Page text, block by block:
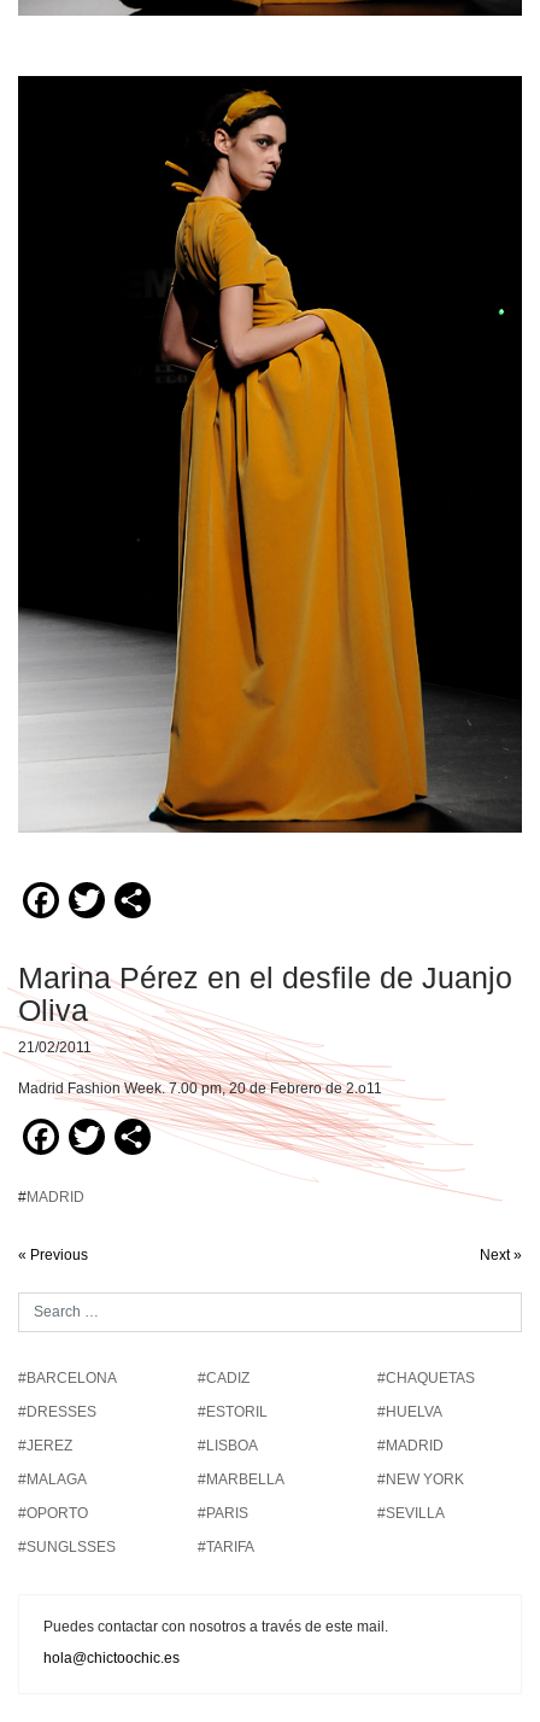
Facebook
Twitter
Marina Pérez en el desfile de Juanjo
Oliva
21/02/2011
Madrid Fashion Week. 7.00 pm, 20 de Febrero de 2.o11
Facebook
TwitterCompartir
#MADRID
« Previous Next »
#BARCELONA #CADIZ
#CHAQUETAS
#DRESSES
#ESTORIL
#HUELVA
#JEREZ
#LISBOA
#MADRID
#MALAGA
#MARBELLA
#NEW YORK
#OPORTO
#PARIS
#SEVILLA
#SUNGLSSES
#TARIFA
Puedes contactar con nosotros a través de este mail.
hola@chictoochic.es